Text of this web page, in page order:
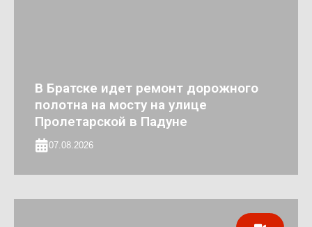
В Братске идет ремонт дорожного
полотна на мосту на улице
Пролетарской в Падуне
07.08.2026